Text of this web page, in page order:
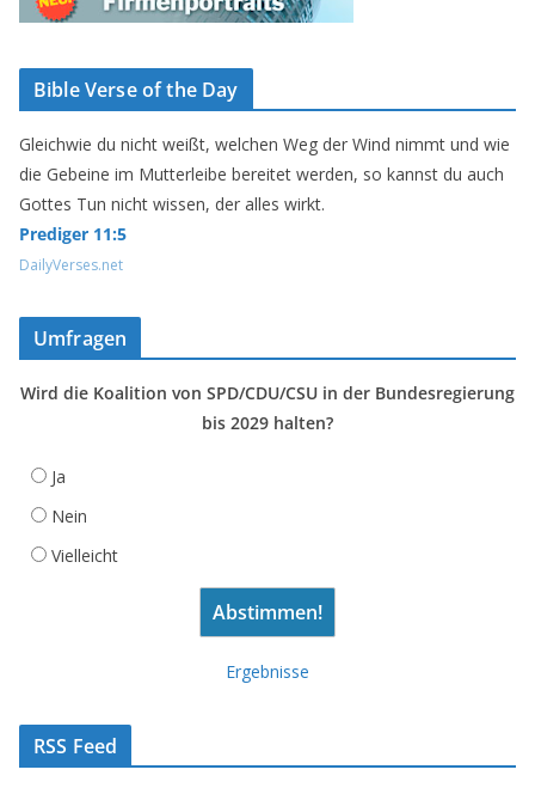
Bible Verse of the Day
Gleichwie du nicht weißt, welchen Weg der Wind nimmt und wie
die Gebeine im Mutterleibe bereitet werden, so kannst du auch
Gottes Tun nicht wissen, der alles wirkt.
Prediger 11:5
DailyVerses.net
Umfragen
Wird die Koalition von SPD/CDU/CSU in der Bundesregierung
bis 2029 halten?
Ja
Nein
Vielleicht
Ergebnisse
RSS Feed